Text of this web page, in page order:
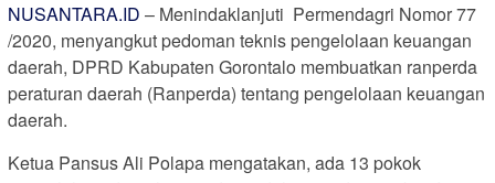
NUSANTARA.ID – Menindaklanjuti Permendagri Nomor 77
/2020, menyangkut pedoman teknis pengelolaan keuangan
daerah, DPRD Kabupaten Gorontalo membuatkan ranperda
peraturan daerah (Ranperda) tentang pengelolaan keuangan
daerah.
Ketua Pansus Ali Polapa mengatakan, ada 13 pokok